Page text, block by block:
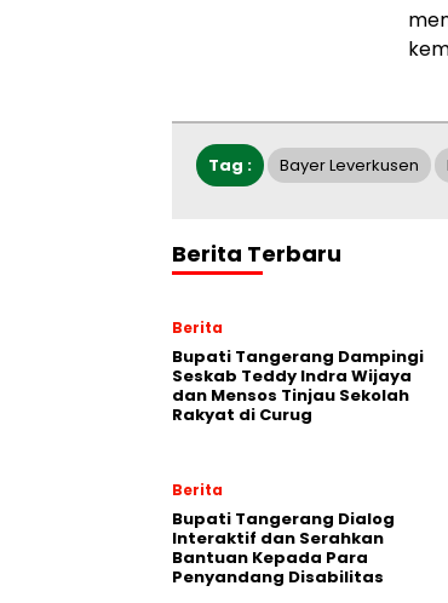
Tag : Bayer Leverkusen
Berita Terbaru
Berita
Bupati Tangerang Dampingi
Seskab Teddy Indra Wijaya
dan Mensos Tinjau Sekolah
Rakyat di Curug
Berita
Bupati Tangerang Dialog
Interaktif dan Serahkan
Bantuan Kepada Para
Penyandang Disabilitas